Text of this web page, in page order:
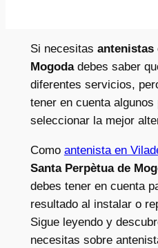
Si necesitas antenistas
Mogodadebes saber
diferentes servicios,
tener en cuenta
seleccionar la mejor
Como antenista en
Santa Perpètua de
debes tener en cuenta
resultado al instalar o
Sigue leyendo y
necesitas sobre